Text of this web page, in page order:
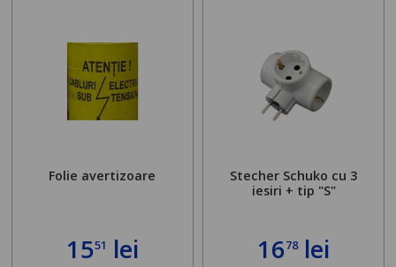
Folie avertizoare
1551 lei
Stecher Schuko cu 3
iesiri + tip "S"
1678lei